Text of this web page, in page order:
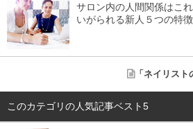
サロン内の人間関係はこ
いがられる新人５つの特
「ネイリスト
このカテゴリの人気記事ベスト5